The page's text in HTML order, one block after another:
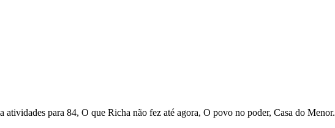
para 84, O que Richa não fez até agora, O povo no poder, Casa do Menor.